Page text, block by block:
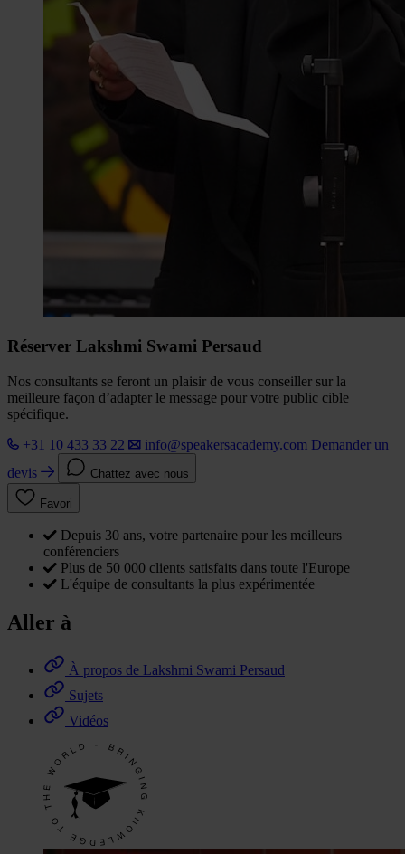
Réserver Lakshmi Swami Persaud
Nos consultants se feront un plaisir de vous conseiller sur la
meilleure façon d’adapter le message pour votre public cible
spécifique.
+31 10 433 33 22
info@speakersacademy.com Demander un
devis
Chattez avec nous
Favori
Depuis 30 ans, votre partenaire pour les meilleurs
conférenciers
Plus de 50 000 clients satisfaits dans toute l'Europe
L'équipe de consultants la plus expérimentée
Aller à
À propos de Lakshmi Swami Persaud
Sujets
Vidéos